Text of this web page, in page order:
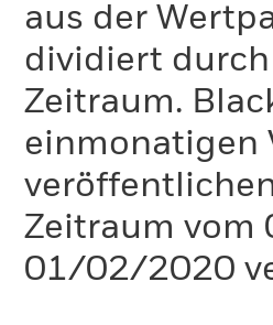
aus der
dividiert
Zeitraum.
einmonatigen
Zeitraum
01/02/2020